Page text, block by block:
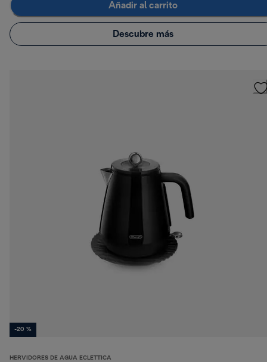
Añadir al carrito
Descubre más
-20 %
HERVIDORES DE AGUA ECLETTICA